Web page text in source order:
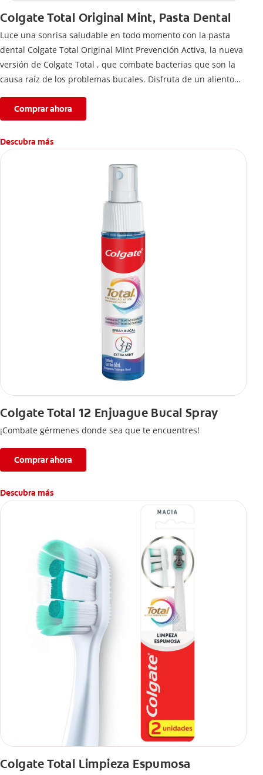
Colgate Total Original Mint, Pasta Dental
Luce una sonrisa saludable en todo momento con la pasta
dental Colgate Total Original Mint Prevención Activa, la nueva
versión de Colgate Total , que combate bacterias que son la
causa raíz de los problemas bucales. Disfruta de un aliento
fórmula con desempeño superior**** de la pasta de dientes
Colgate Total que te ofrece 24 horas** de protección
antibacterial.
****Vs crema dental regular con flúor sin ingrediente
**Con el cepillado 2 veces por día y uso continuo por 4
Comprar ahora
Descubra más
Colgate Total 12 Enjuague Bucal Spray
¡Combate gérmenes donde sea que te encuentres!
Comprar ahora
Descubra más
Colgate Total Limpieza Espumosa